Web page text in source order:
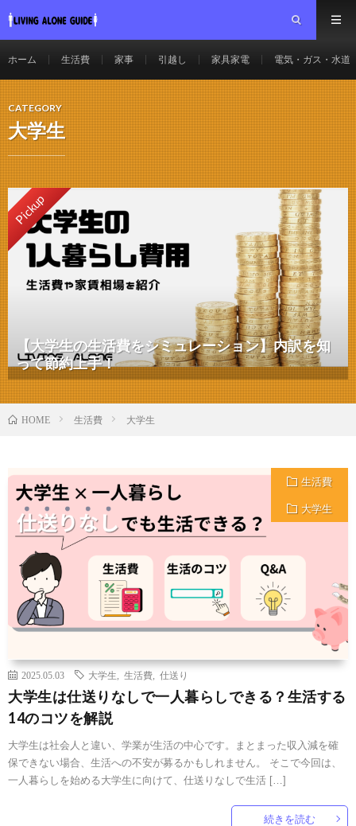
ホーム 生活費 家事 引越し 家具家電 電気・ガス・水道
CATEGORY
大学生
Pickup
【大学生の生活費をシミュレーション】内訳を知
って節約上手！
HOME 生活費 大学生
生活費
大学生
2025.05.03 大学生 生活費 仕送り
大学生は仕送りなしで一人暮らしできる？生活する
14のコツを解説
大学生は社会人と違い、学業が生活の中心です。まとまった収入減を確
保できない場合、生活への不安が募るかもしれません。 そこで今回は、
一人暮らしを始める大学生に向けて、仕送りなしで生活 […]
続きを読む